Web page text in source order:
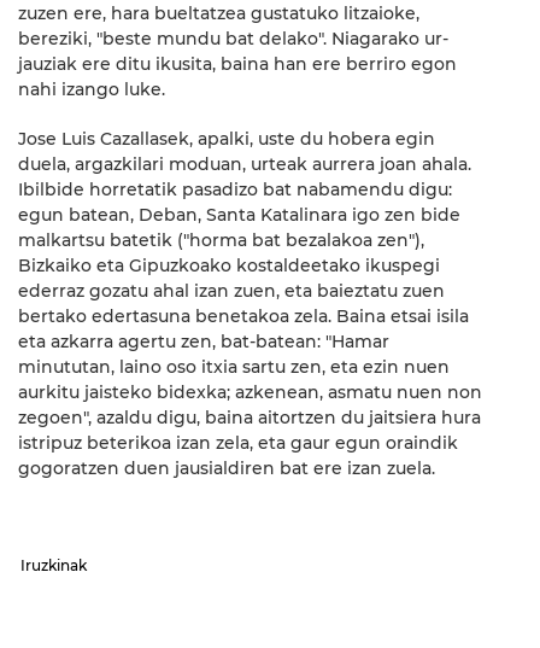
zuzen ere, hara bueltatzea gustatuko litzaioke,
bereziki, "beste mundu bat delako". Niagarako ur-
jauziak ere ditu ikusita, baina han ere berriro egon
nahi izango luke.
Jose Luis Cazallasek, apalki, uste du hobera egin
duela, argazkilari moduan, urteak aurrera joan ahala.
Ibilbide horretatik pasadizo bat nabamendu digu:
egun batean, Deban, Santa Katalinara igo zen bide
malkartsu batetik ("horma bat bezalakoa zen"),
Bizkaiko eta Gipuzkoako kostaldeetako ikuspegi
ederraz gozatu ahal izan zuen, eta baieztatu zuen
bertako edertasuna benetakoa zela. Baina etsai isila
eta azkarra agertu zen, bat-batean: "Hamar
minututan, laino oso itxia sartu zen, eta ezin nuen
aurkitu jaisteko bidexka; azkenean, asmatu nuen non
zegoen", azaldu digu, baina aitortzen du jaitsiera hura
istripuz beterikoa izan zela, eta gaur egun oraindik
gogoratzen duen jausialdiren bat ere izan zuela.
Iruzkinak